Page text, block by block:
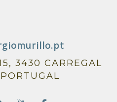
3430 CARREGAL